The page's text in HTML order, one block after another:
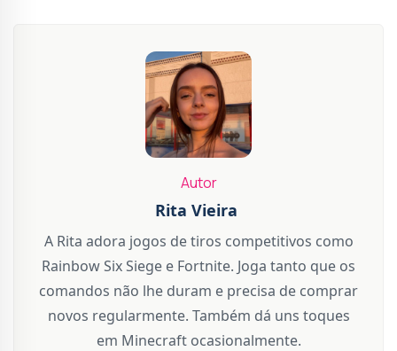
Autor
Rita Vieira
A Rita adora jogos de tiros competitivos como
Rainbow Six Siege e Fortnite. Joga tanto que os
comandos não lhe duram e precisa de comprar
novos regularmente. Também dá uns toques
em Minecraft ocasionalmente.